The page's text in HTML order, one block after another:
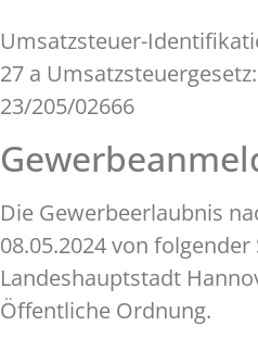
Umsatzsteuer-
27 a Umsatzsteuergesetz:
23/205/02666
Die Gewerbeerlaubnis
08.05.2024 von
Landeshauptstadt
Öffentliche Ordnung.